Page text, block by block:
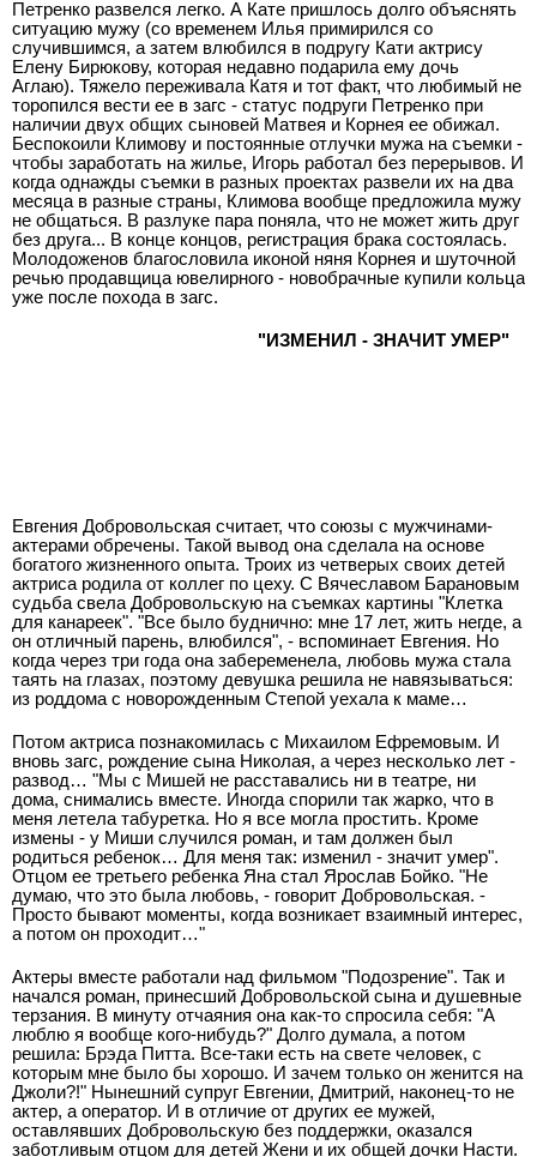
Петренко развелся легко. А Кате пришлось долго объяснять
ситуацию мужу (со временем Илья примирился со
случившимся, а затем влюбился в подругу Кати актрису
Елену Бирюкову, которая недавно подарила ему дочь
Аглаю). Тяжело переживала Катя и тот факт, что любимый не
торопился вести ее в загс - статус подруги Петренко при
наличии двух общих сыновей Матвея и Корнея ее обижал.
Беспокоили Климову и постоянные отлучки мужа на съемки -
чтобы заработать на жилье, Игорь работал без перерывов. И
когда однажды съемки в разных проектах развели их на два
месяца в разные страны, Климова вообще предложила мужу
не общаться. В разлуке пара поняла, что не может жить друг
без друга... В конце концов, регистрация брака состоялась.
Молодоженов благословила иконой няня Корнея и шуточной
речью продавщица ювелирного - новобрачные купили кольца
уже после похода в загс.
"ИЗМЕНИЛ - ЗНАЧИТ УМЕР"
Евгения Добровольская считает, что союзы с мужчинами-
актерами обречены. Такой вывод она сделала на основе
богатого жизненного опыта. Троих из четверых своих детей
актриса родила от коллег по цеху. С Вячеславом Барановым
судьба свела Добровольскую на съемках картины "Клетка
для канареек". "Все было буднично: мне 17 лет, жить негде, а
он отличный парень, влюбился", - вспоминает Евгения. Но
когда через три года она забеременела, любовь мужа стала
таять на глазах, поэтому девушка решила не навязываться:
из роддома с новорожденным Степой уехала к маме…
Потом актриса познакомилась с Михаилом Ефремовым. И
вновь загс, рождение сына Николая, а через несколько лет -
развод… "Мы с Мишей не расставались ни в театре, ни
дома, снимались вместе. Иногда спорили так жарко, что в
меня летела табуретка. Но я все могла простить. Кроме
измены - у Миши случился роман, и там должен был
родиться ребенок… Для меня так: изменил - значит умер".
Отцом ее третьего ребенка Яна стал Ярослав Бойко. "Не
думаю, что это была любовь, - говорит Добровольская. -
Просто бывают моменты, когда возникает взаимный интерес,
а потом он проходит…"
Актеры вместе работали над фильмом "Подозрение". Так и
начался роман, принесший Добровольской сына и душевные
терзания. В минуту отчаяния она как-то спросила себя: "А
люблю я вообще кого-нибудь?" Долго думала, а потом
решила: Брэда Питта. Все-таки есть на свете человек, с
которым мне было бы хорошо. И зачем только он женится на
Джоли?!" Нынешний супруг Евгении, Дмитрий, наконец-то не
актер, а оператор. И в отличие от других ее мужей,
оставлявших Добровольскую без поддержки, оказался
заботливым отцом для детей Жени и их общей дочки Насти.